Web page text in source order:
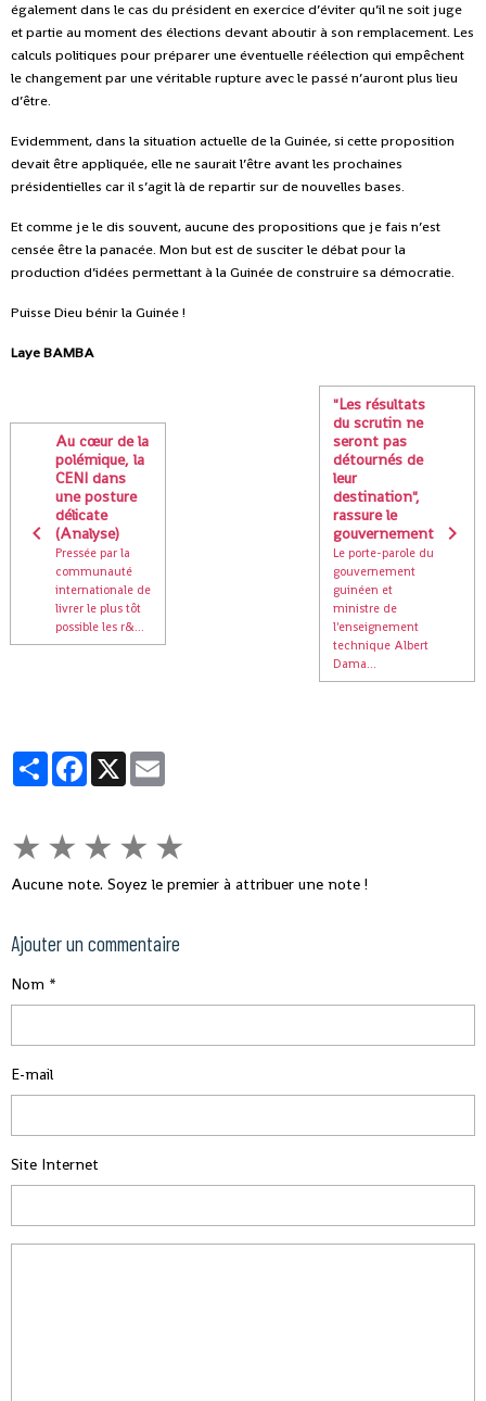
également dans le cas du président en exercice d’éviter qu’il ne soit juge
et partie au moment des élections devant aboutir à son remplacement. Les
calculs politiques pour préparer une éventuelle réélection qui empêchent
le changement par une véritable rupture avec le passé n’auront plus lieu
d’être.
Evidemment, dans la situation actuelle de la Guinée, si cette proposition
devait être appliquée, elle ne saurait l’être avant les prochaines
présidentielles car il s’agit là de repartir sur de nouvelles bases.
Et comme je le dis souvent, aucune des propositions que je fais n’est
censée être la panacée. Mon but est de susciter le débat pour la
production d’idées permettant à la Guinée de construire sa démocratie.
Puisse Dieu bénir la Guinée !
Laye BAMBA
Au cœur de la
polémique, la
CENI dans
une posture
délicate
(Analyse)
Pressée par la
communauté
internationale de
livrer le plus tôt
possible les r&...
"Les résultats
du scrutin ne
seront pas
détournés de
leur
destination",
rassure le
gouvernement
Le porte-parole du
gouvernement
guinéen et
ministre de
l'enseignement
technique Albert
Dama...
PartagerFacebook
X
★ ★ ★ ★ ★
Aucune note. Soyez le premier à attribuer une note !
Ajouter un commentaire
Nom
E-mail
Site Internet